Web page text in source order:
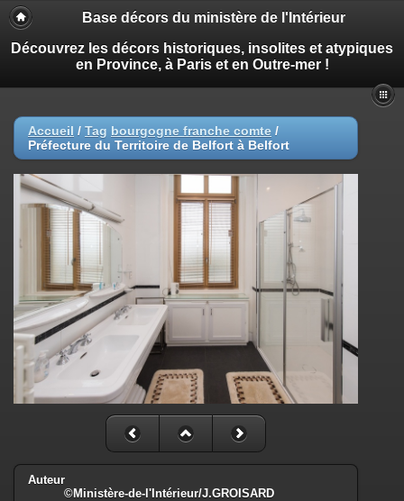
Base décors du ministère de l'Intérieur
Découvrez les décors historiques, insolites et atypiques
en Province, à Paris et en Outre-mer !
Accueil / Tag bourgogne franche comte /
Préfecture du Territoire de Belfort à Belfort
Auteur
©Ministère-de-l'Intérieur/J.GROISARD